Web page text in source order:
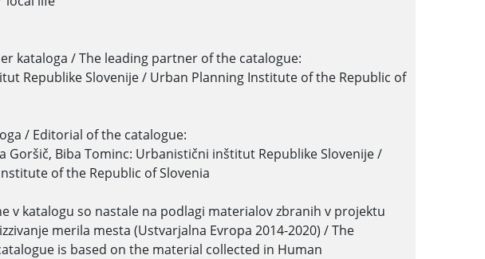
kataloga / The leading partner of the catalogue:
Republike Slovenije / Urban Planning Institute of the Republic of
/ Editorial of the catalogue:
Goršič, Biba Tominc: Urbanistični inštitut Republike Slovenije /
of the Republic of Slovenia
v katalogu so nastale na podlagi materialov zbranih v projektu
merila mesta (Ustvarjalna Evropa 2014-2020) / The
is based on the material collected in Human